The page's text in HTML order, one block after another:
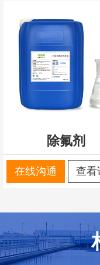
除氟剂
在线沟通 查看